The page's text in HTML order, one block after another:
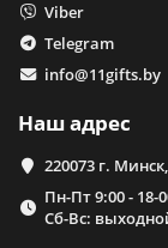
Viber
Telegram
info@11gifts.by
Наш адрес
220073 г.
Пн-Пт 9:00 - 18-
Сб-Вс: